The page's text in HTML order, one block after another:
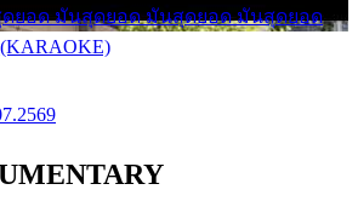
ยอด มันสุดยอด มันสุดยอด มันสุดยอด